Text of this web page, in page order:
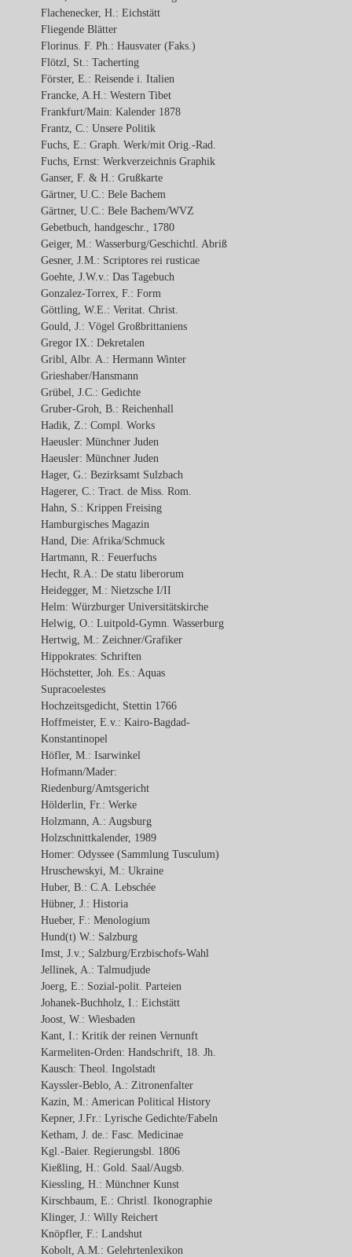
Flachenecker, H.: Eichstätt
Fliegende Blätter
Florinus. F. Ph.: Hausvater (Faks.)
Flötzl, St.: Tacherting
Förster, E.: Reisende i. Italien
Francke, A.H.: Western Tibet
Frankfurt/Main: Kalender 1878
Frantz, C.: Unsere Politik
Fuchs, E.: Graph. Werk/mit Orig.-Rad.
Fuchs, Ernst: Werkverzeichnis Graphik
Ganser, F. & H.: Grußkarte
Gärtner, U.C.: Bele Bachem
Gärtner, U.C.: Bele Bachem/WVZ
Gebetbuch, handgeschr., 1780
Geiger, M.: Wasserburg/Geschichtl. Abriß
Gesner, J.M.: Scriptores rei rusticae
Goehte, J.W.v.: Das Tagebuch
Gonzalez-Torrex, F.: Form
Göttling, W.E.: Veritat. Christ.
Gould, J.: Vögel Großbrittaniens
Gregor IX.: Dekretalen
Gribl, Albr. A.: Hermann Winter
Grieshaber/Hansmann
Grübel, J.C.: Gedichte
Gruber-Groh, B.: Reichenhall
Hadik, Z.: Compl. Works
Haeusler: Münchner Juden
Haeusler: Münchner Juden
Hager, G.: Bezirksamt Sulzbach
Hagerer, C.: Tract. de Miss. Rom.
Hahn, S.: Krippen Freising
Hamburgisches Magazin
Hand, Die: Afrika/Schmuck
Hartmann, R.: Feuerfuchs
Hecht, R.A.: De statu liberorum
Heidegger, M.: Nietzsche I/II
Helm: Würzburger Universitätskirche
Helwig, O.: Luitpold-Gymn. Wasserburg
Hertwig, M.: Zeichner/Grafiker
Hippokrates: Schriften
Höchstetter, Joh. Es.: Aquas
Supracoelestes
Hochzeitsgedicht, Stettin 1766
Hoffmeister, E.v.: Kairo-Bagdad-
Konstantinopel
Höfler, M.: Isarwinkel
Hofmann/Mader:
Riedenburg/Amtsgericht
Hölderlin, Fr.: Werke
Holzmann, A.: Augsburg
Holzschnittkalender, 1989
Homer: Odyssee (Sammlung Tusculum)
Hruschewskyi, M.: Ukraine
Huber, B.: C.A. Lebschée
Hübner, J.: Historia
Hueber, F.: Menologium
Hund(t) W.: Salzburg
Imst, J.v.; Salzburg/Erzbischofs-Wahl
Jellinek, A.: Talmudjude
Joerg, E.: Sozial-polit. Parteien
Johanek-Buchholz, I.: Eichstätt
Joost, W.: Wiesbaden
Kant, I.: Kritik der reinen Vernunft
Karmeliten-Orden: Handschrift, 18. Jh.
Kausch: Theol. Ingolstadt
Kayssler-Beblo, A.: Zitronenfalter
Kazin, M.: American Political History
Kepner, J.Fr.: Lyrische Gedichte/Fabeln
Ketham, J. de.: Fasc. Medicinae
Kgl.-Baier. Regierungsbl. 1806
Kießling, H.: Gold. Saal/Augsb.
Kiessling, H.: Münchner Kunst
Kirschbaum, E.: Christl. Ikonographie
Klinger, J.: Willy Reichert
Knöpfler, F.: Landshut
Kobolt, A.M.: Gelehrtenlexikon